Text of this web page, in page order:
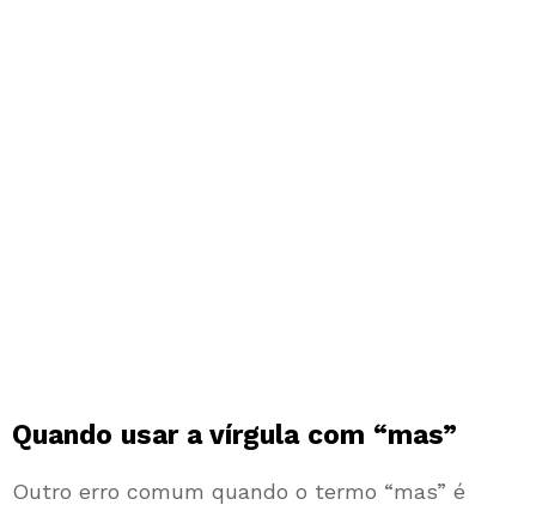
Quando usar a vírgula com “mas”
Outro erro comum quando o termo “mas” é